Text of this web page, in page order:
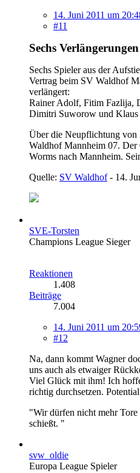
14. Juni 2011 um
#11
Sechs
Sechs Spieler aus der
Vertrag beim SV Waldhof
verlängert:
Rainer Adolf, Fitim Fazlija,
Dimitri Suworow und Klaus
Über die Neupflichtung von
Waldhof Mannheim 07.
Worms nach Mannheim.
Quelle: SV Waldhof- 14.
SVE-Torsten
Champions League Sieger
Reaktionen
1.408
Beiträge
7.004
14. Juni 2011 um
#12
Na, dann kommt Wagner
uns auch als etwaiger
Viel Glück mit ihm! Ich
richtig durchsetzen.
"Wir dürfen nicht mehr Tore
schießt. "
svw_oldie
Europa League Spieler